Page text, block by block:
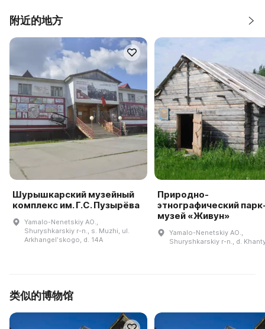
附近的地方
Шурышкарский музейный
комплекс им. Г.С. Пузырёва
Yamalo-Nenetskiy AO.,
Shuryshkarskiy r-n., s. Muzhi, ul.
Arkhangelʹskogo, d. 14A
Природно-
этнографический
музей «Живун»
Yamalo-Nenetskiy AO.,
Shuryshkarskiy r-n., d.
类似的博物馆